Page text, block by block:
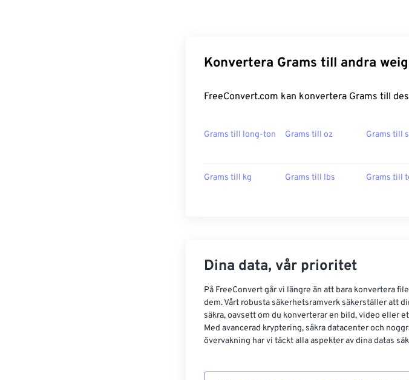
Konvertera Grams till andra
FreeConvert.com kan konvertera Grams till
Grams till long-ton Grams till oz Grams till
Grams till kg Grams till lbs Grams till
Dina data, vår prioritet
På FreeConvert går vi längre än att bara konvertera
dem. Vårt robusta säkerhetsramverk säkerställer att
säkra, oavsett om du konverterar en bild, video eller
Med avancerad kryptering, säkra datacenter och
övervakning har vi täckt alla aspekter av dina datas